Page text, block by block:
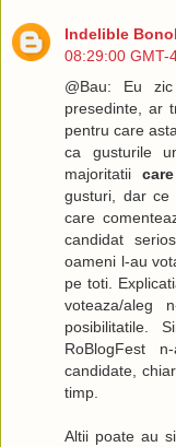
Indelible
08:29:00 GMT-
@Bau: Eu
presedinte, ar
pentru care
ca gusturile
majoritatii
gusturi, dar ce
care
candidat
oameni l-au
pe toti.
voteaza/
posibilitatile.
RoBlogFest
candidate,
timp.
Altii poate au